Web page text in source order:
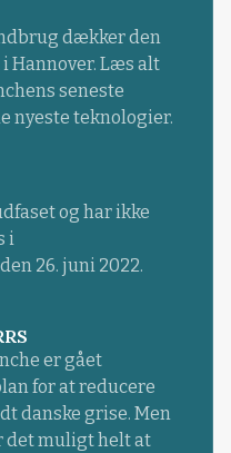
dækker den
Hannover. Læs alt
seneste
nyeste teknologier.
og har ikke
i
26. juni 2022.
er gået
for at reducere
danske grise. Men
det muligt helt at